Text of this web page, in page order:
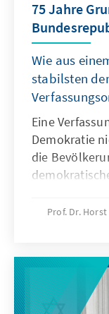
Heinrich
75 Jahre
Wie aus
stabilsten
Eine
Demokratie
die
Welche
neuesten
Prof. Dr.